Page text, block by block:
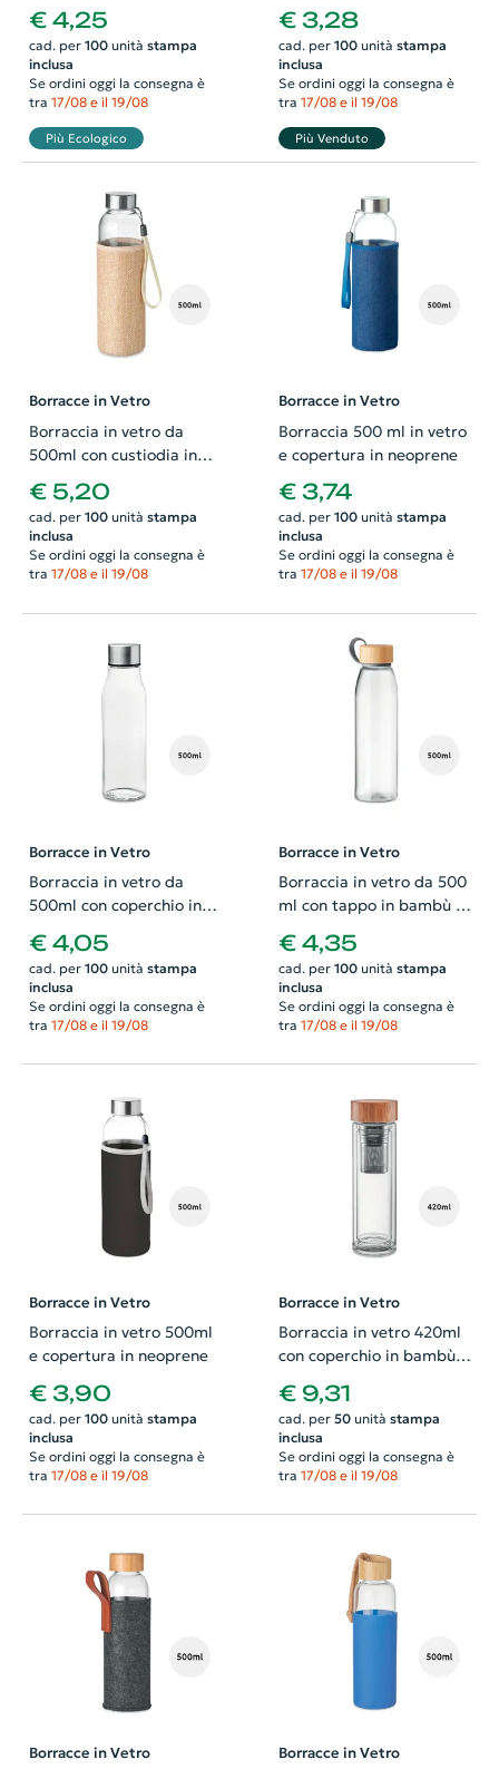
€ 4,25
cad. per 100unità stampa
inclusa
Se ordini oggi la consegna è
tra 17/08 e il 19/08
Più Ecologico
€ 3,28
cad. per 100unità stampa
inclusa
Se ordini oggi la consegna è
tra 17/08 e il 19/08
Più Venduto
Borracce in Vetro
Borraccia in vetro da
500ml con custiodia in
juta
€ 5,20
cad. per 100unità stampa
inclusa
Se ordini oggi la consegna è
tra 17/08 e il 19/08
Borracce in Vetro
Borraccia 500 ml in vetro
e copertura in neoprene
€ 3,74
cad. per 100unità stampa
inclusa
Se ordini oggi la consegna è
tra 17/08 e il 19/08
Borracce in Vetro
Borraccia in vetro da
500ml con coperchio in
€ 4,05
cad. per 100unità stampa
inclusa
Se ordini oggi la consegna è
tra 17/08 e il 19/08
Borracce in Vetro
Borraccia in vetro da 500
ml con tappo in bambù e
€ 4,35
cad. per 100unità stampa
inclusa
Se ordini oggi la consegna è
tra 17/08 e il 19/08
Borracce in Vetro
Borraccia in vetro 500ml
e copertura in neoprene
€ 3,90
cad. per 100unità stampa
inclusa
Se ordini oggi la consegna è
tra 17/08 e il 19/08
Borracce in Vetro
Borraccia in vetro 420ml
con coperchio in bambù e
€ 9,31
cad. per 50unità stampa
inclusa
Se ordini oggi la consegna è
tra 17/08 e il 19/08
Borracce in Vetro Borracce in Vetro